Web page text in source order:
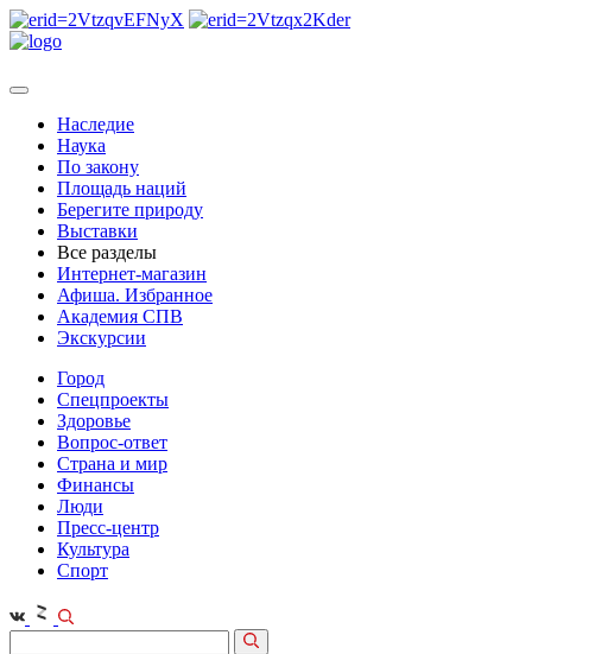
Наследие
Наука
По закону
Площадь наций
Берегите природу
Выставки
Все разделы
Интернет-магазин
Афиша. Избранное
Академия СПВ
Экскурсии
Город
Спецпроекты
Здоровье
Вопрос-ответ
Страна и мир
Финансы
Люди
Пресс-центр
Культура
Спорт